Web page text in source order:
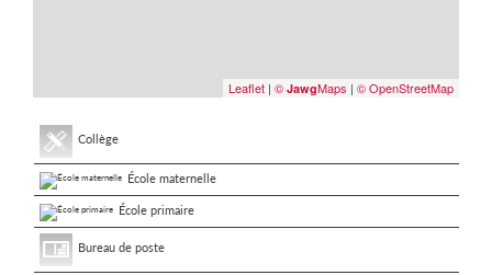
Leaflet | © JawgMaps | © OpenStreetMap
Collège
École maternelle
École primaire
Bureau de poste